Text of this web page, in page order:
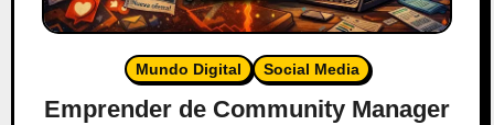
Mundo Digital Social Media
Emprender de Community Manager